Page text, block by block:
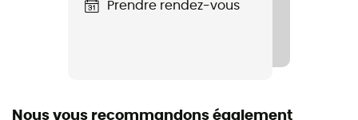
Prendre rendez-vous
Nous vous recommandons également